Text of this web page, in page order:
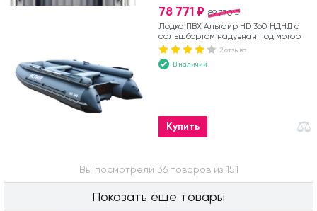
89 770 ₽
78 771 ₽
Лодка ПВХ Альтаир HD 360 НДНД с
фальшбортом надувная под мотор
2 отзыва
В наличии
Купить
Вы посмотрели 36 товаров из 151
Показать еще товары